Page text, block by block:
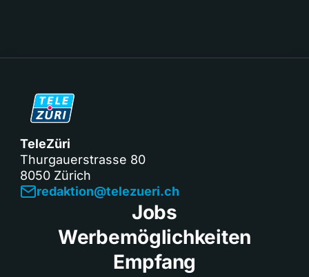
TeleZüri
Thurgauerstrasse 80
8050 Zürich
redaktion@telezueri.ch
Jobs
Werbemöglichkeiten
Empfang